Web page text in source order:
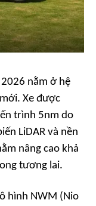
nằm ở hệ
Xe được
trình 5nm do
LiDAR và nền
nâng cao khả
tương lai.
hình NWM (Nio